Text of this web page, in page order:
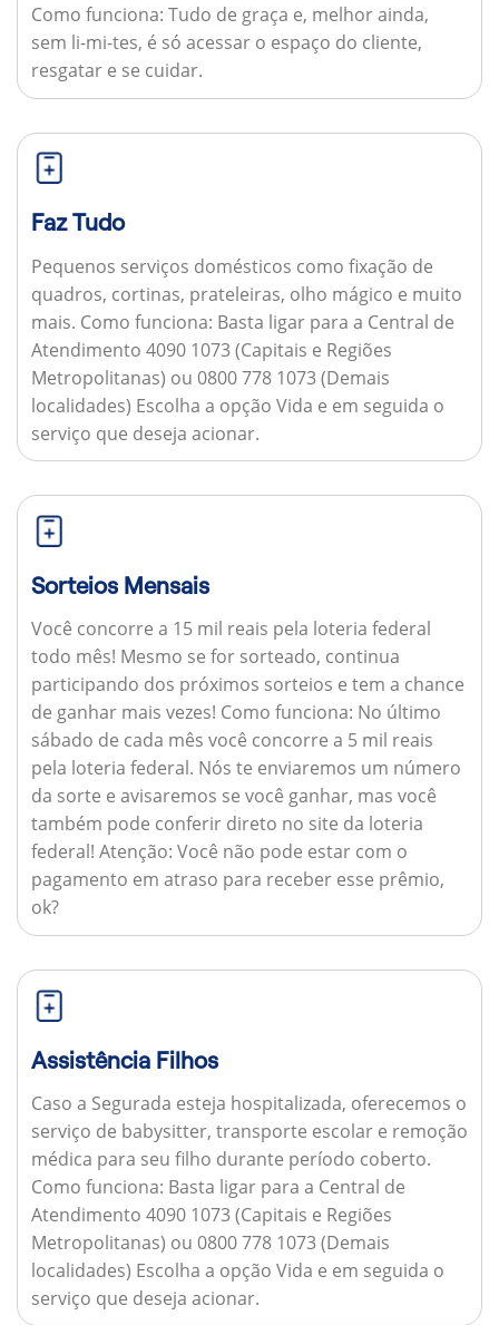
Como funciona: Tudo de graça e, melhor ainda,
sem li-mi-tes, é só acessar o espaço do cliente,
resgatar e se cuidar.
Faz Tudo
Pequenos serviços domésticos como fixação de
quadros, cortinas, prateleiras, olho mágico e muito
mais. Como funciona: Basta ligar para a Central de
Atendimento 4090 1073 (Capitais e Regiões
Metropolitanas) ou 0800 778 1073 (Demais
localidades) Escolha a opção Vida e em seguida o
serviço que deseja acionar.
Sorteios Mensais
Você concorre a 15 mil reais pela loteria federal
todo mês! Mesmo se for sorteado, continua
participando dos próximos sorteios e tem a chance
de ganhar mais vezes! Como funciona: No último
sábado de cada mês você concorre a 5 mil reais
pela loteria federal. Nós te enviaremos um número
da sorte e avisaremos se você ganhar, mas você
também pode conferir direto no site da loteria
federal! Atenção: Você não pode estar com o
pagamento em atraso para receber esse prêmio,
ok?
Assistência Filhos
Caso a Segurada esteja hospitalizada, oferecemos o
serviço de babysitter, transporte escolar e remoção
médica para seu filho durante período coberto.
Como funciona: Basta ligar para a Central de
Atendimento 4090 1073 (Capitais e Regiões
Metropolitanas) ou 0800 778 1073 (Demais
localidades) Escolha a opção Vida e em seguida o
serviço que deseja acionar.